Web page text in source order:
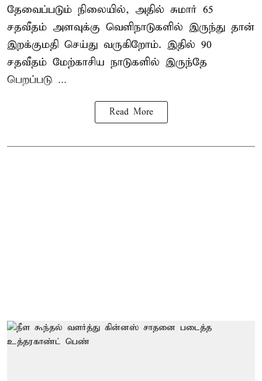
தேவைப்படும் நிலையில், அதில் சுமார் 65
சதவீதம் அளவுக்கு வெளிநாடுகளில் இருந்து தான்
இறக்குமதி செய்து வருகிறோம். இதில் 90
சதவீதம் மேற்காசிய நாடுகளில் இருந்தே
பெறப்படு ...
Read More